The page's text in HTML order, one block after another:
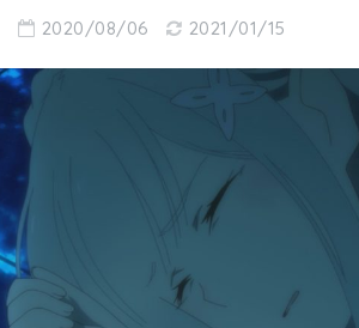
2020/08/06 2021/01/15